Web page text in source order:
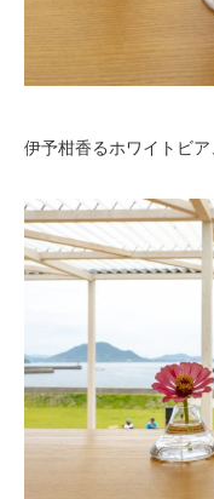
伊予柑香るホワイトビア